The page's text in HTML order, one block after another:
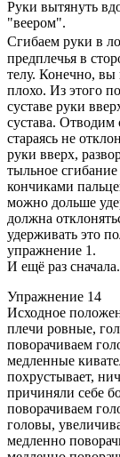
Руки вытянуть
"веером".
Сгибаем руки в
предплечья в
телу. Конечно, вы
плохо. Из этого
суставе руки
сустава. Отводим
стараясь не
руки вверх,
тыльное сгибание
кончиками
можно дольше
должна
удерживать это
упражнение 1.
И ещё раз сначала.
Упражнение 14
Исходное
плечи ровные,
поворачиваем
медленные
похрустывает,
причиняли себе
поворачиваем
головы,
медленно